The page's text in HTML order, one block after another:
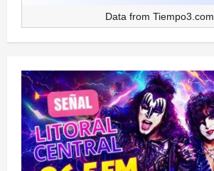
Data from Tiempo3.com